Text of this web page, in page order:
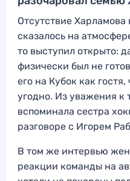
Отсутствие
сказалось на
то выступил открыто:
физически был не
его на Кубок как
угодно. Из уважения к
вспоминала сестра
разговоре с Игорем
В том же интервью
реакции команды на